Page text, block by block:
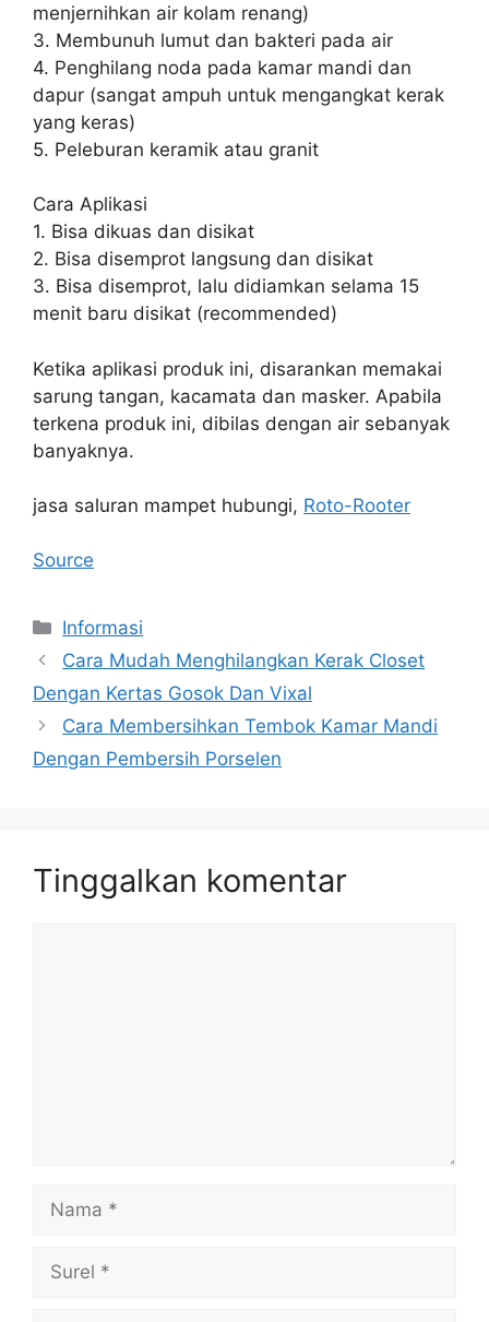
menjernihkan air kolam renang)
3. Membunuh lumut dan bakteri pada air
4. Penghilang noda pada kamar mandi dan
dapur (sangat ampuh untuk mengangkat kerak
yang keras)
5. Peleburan keramik atau granit
Cara Aplikasi
1. Bisa dikuas dan disikat
2. Bisa disemprot langsung dan disikat
3. Bisa disemprot, lalu didiamkan selama 15
menit baru disikat (recommended)
Ketika aplikasi produk ini, disarankan memakai
sarung tangan, kacamata dan masker. Apabila
terkena produk ini, dibilas dengan air sebanyak
banyaknya.
jasa saluran mampet hubungi, Roto-Rooter
Source
Kategori
Informasi
Cara Mudah Menghilangkan Kerak Closet
Dengan Kertas Gosok Dan Vixal
Cara Membersihkan Tembok Kamar Mandi
Dengan Pembersih Porselen
Tinggalkan komentar